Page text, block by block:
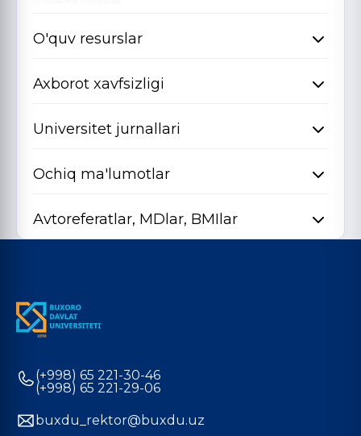
O'quv resurslar
Axborot xavfsizligi
Universitet jurnallari
Ochiq ma'lumotlar
Avtoreferatlar, MDlar, BMIlar
(+998) 65 221-30-46
(+998) 65 221-29-06
buxdu_rektor@buxdu.uz